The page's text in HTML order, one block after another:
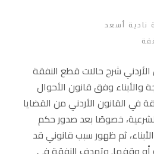
نادية أسعد
شرح حالات قطع النفقة
والأبناء وفق قانون الأحوال
في القانون الأردني من القضايا
خصوصًا بعد صدور حكم
ثم ظهور سبب قانوني قد